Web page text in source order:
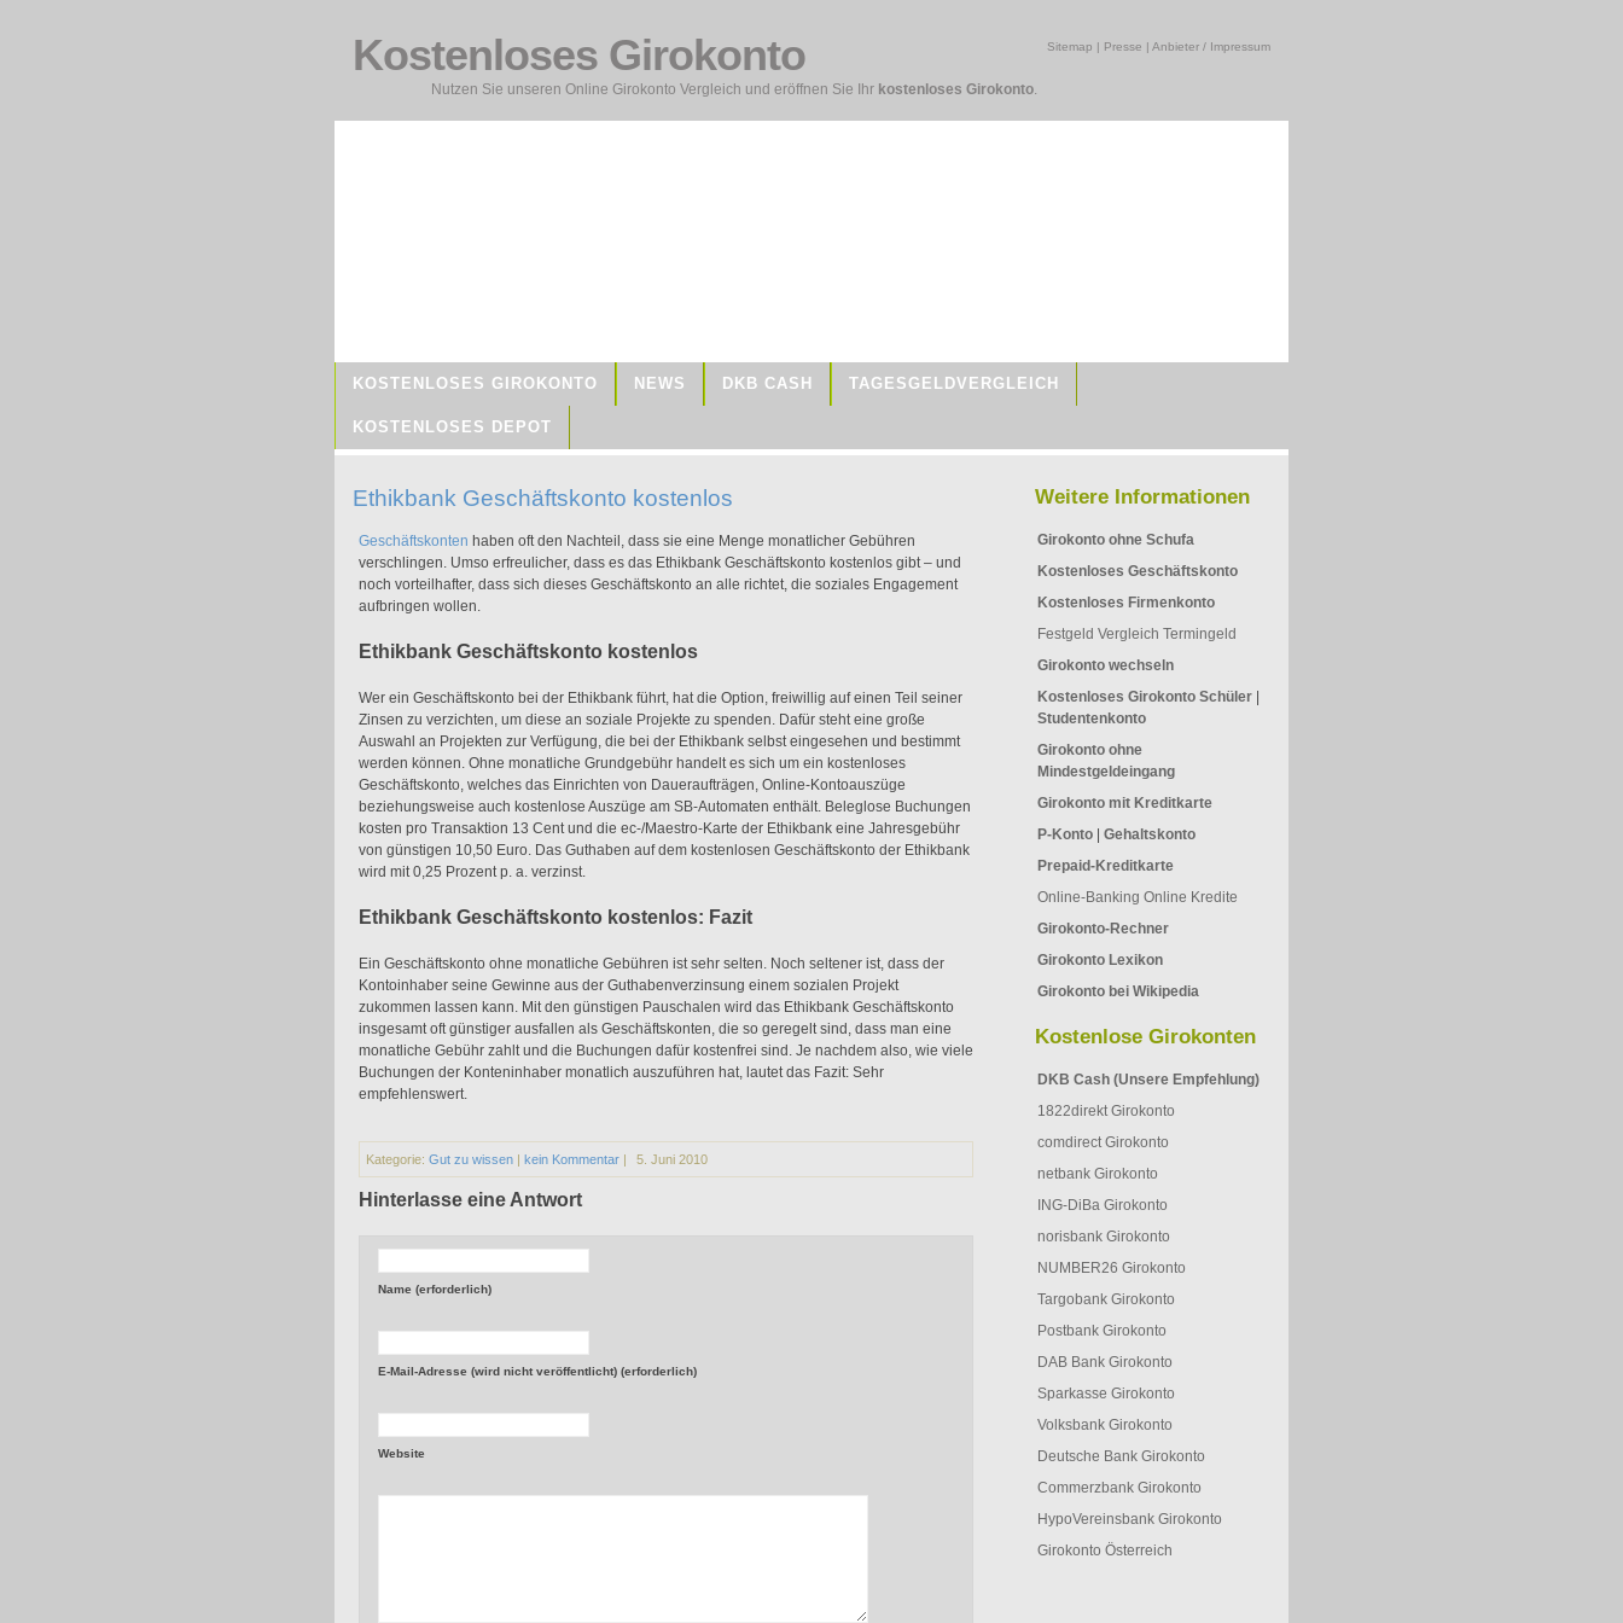
Kostenloses Girokonto
Nutzen Sie unseren Online Girokonto Vergleich und eröffnen Sie Ihr kostenloses Girokonto.
Sitemap | Presse | Anbieter / Impressum
KOSTENLOSES GIROKONTO NEWS DKB CASH TAGESGELDVERGLEICH
KOSTENLOSES DEPOT
Weitere Informationen
Girokonto ohne Schufa
Kostenloses Geschäftskonto
Kostenloses Firmenkonto
Festgeld Vergleich Termingeld
Girokonto wechseln
Kostenloses Girokonto Schüler|
Studentenkonto
Girokonto ohne
Mindestgeldeingang
Girokonto mit Kreditkarte
P-Konto| Gehaltskonto
Prepaid-Kreditkarte
Online-Banking Online Kredite
Girokonto-Rechner
Girokonto Lexikon
Girokonto bei Wikipedia
Kostenlose Girokonten
DKB Cash (Unsere Empfehlung)
1822direkt Girokonto
comdirect Girokonto
netbank Girokonto
ING-DiBa Girokonto
norisbank Girokonto
NUMBER26 Girokonto
Targobank Girokonto
Postbank Girokonto
DAB Bank Girokonto
Sparkasse Girokonto
Volksbank Girokonto
Deutsche Bank Girokonto
Commerzbank Girokonto
HypoVereinsbank Girokonto
Girokonto Österreich
Ethikbank Geschäftskonto kostenlos
Geschäftskonten haben oft den Nachteil, dass sie eine Menge monatlicher Gebühren
verschlingen. Umso erfreulicher, dass es das Ethikbank Geschäftskonto kostenlos gibt – und
noch vorteilhafter, dass sich dieses Geschäftskonto an alle richtet, die soziales Engagement
aufbringen wollen.
Ethikbank Geschäftskonto kostenlos
Wer ein Geschäftskonto bei der Ethikbank führt, hat die Option, freiwillig auf einen Teil seiner
Zinsen zu verzichten, um diese an soziale Projekte zu spenden. Dafür steht eine große
Auswahl an Projekten zur Verfügung, die bei der Ethikbank selbst eingesehen und bestimmt
werden können. Ohne monatliche Grundgebühr handelt es sich um ein kostenloses
Geschäftskonto, welches das Einrichten von Daueraufträgen, Online-Kontoauszüge
beziehungsweise auch kostenlose Auszüge am SB-Automaten enthält. Beleglose Buchungen
kosten pro Transaktion 13 Cent und die ec-/Maestro-Karte der Ethikbank eine Jahresgebühr
von günstigen 10,50 Euro. Das Guthaben auf dem kostenlosen Geschäftskonto der Ethikbank
wird mit 0,25 Prozent p. a. verzinst.
Ethikbank Geschäftskonto kostenlos: Fazit
Ein Geschäftskonto ohne monatliche Gebühren ist sehr selten. Noch seltener ist, dass der
Kontoinhaber seine Gewinne aus der Guthabenverzinsung einem sozialen Projekt
zukommen lassen kann. Mit den günstigen Pauschalen wird das Ethikbank Geschäftskonto
insgesamt oft günstiger ausfallen als Geschäftskonten, die so geregelt sind, dass man eine
monatliche Gebühr zahlt und die Buchungen dafür kostenfrei sind. Je nachdem also, wie viele
Buchungen der Konteninhaber monatlich auszuführen hat, lautet das Fazit: Sehr
empfehlenswert.
Kategorie: Gut zu wissen | kein Kommentar | 5. Juni 2010
Hinterlasse eine Antwort
Name (erforderlich)
E-Mail-Adresse (wird nicht veröffentlicht) (erforderlich)
Website